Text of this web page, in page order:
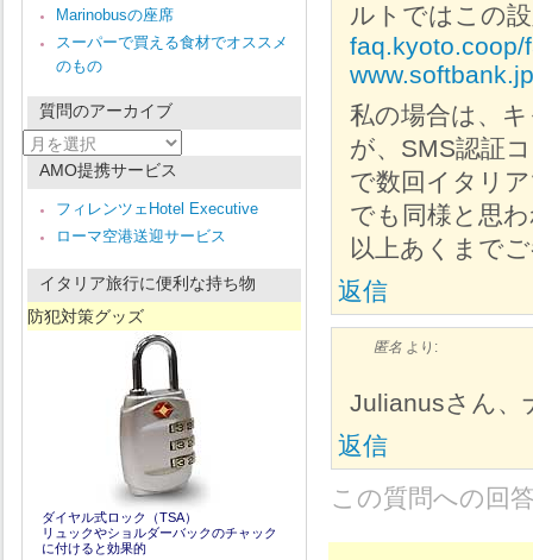
ルトではこの
私の場合は、
が、SMS認証
で数回イタリ
でも同様と思
以上あくまで
返信
匿名 より:
Julianusさん、
返信
この質問への回
Marinobusの座席
スーパーで買える食材でオススメ
のもの
質問のアーカイブ
質
問
AMO提携サービス
フィレンツェHotel Executive
ローマ空港送迎サービス
イタリア旅行に便利な持ち物
防犯対策グッズ
ダイヤル式ロック（TSA）
リュックやショルダーバックのチャック
に付けると効果的